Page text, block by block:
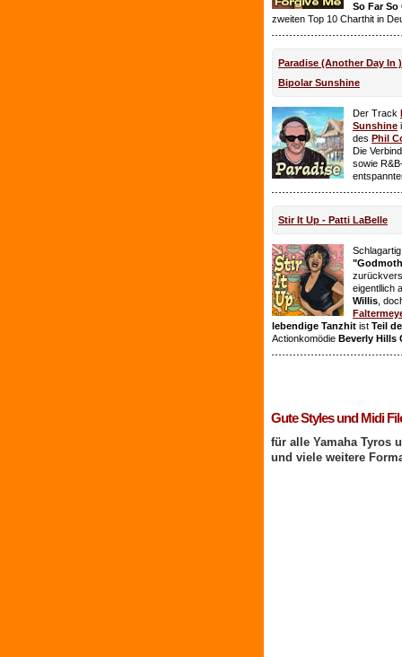
So Far So
zweiten Top 10 Charthit in
Paradise (Another Day In
Bipolar Sunshine
Der Track
Sunshine
des Phil
Die
sowie
Stir It Up - Patti LaBelle
eigentllich
Willis ,
lebendige Tanzhit ist Teil
Actionkomödie Beverly Hills
Gute Styles und Midi
für alle Yamaha Tyros
und viele weitere